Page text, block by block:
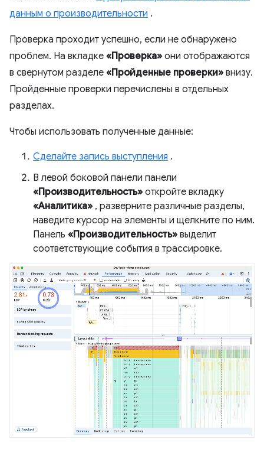
данным о производительности .
Проверка проходит успешно, если не обнаружено
проблем. На вкладке «Проверка» они отображаются
в свернутом разделе «Пройденные проверки» внизу.
Пройденные проверки перечислены в отдельных
разделах.
Чтобы использовать полученные данные:
Сделайте запись выступления .
В левой боковой панели панели
«Производительность» откройте вкладку
«Аналитика» , разверните различные разделы,
наведите курсор на элементы и щелкните по ним.
Панель «Производительность» выделит
соответствующие события в трассировке.